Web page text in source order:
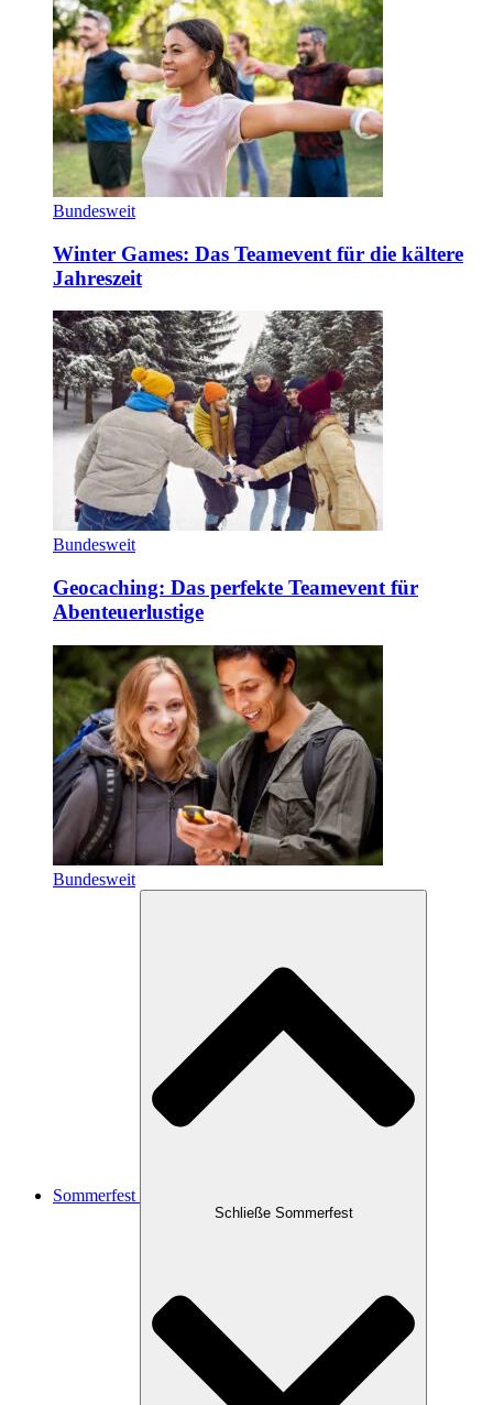
Bundesweit
Winter Games: Das Teamevent für die kältere
Jahreszeit
Bundesweit
Geocaching: Das perfekte Teamevent für
Abenteuerlustige
Bundesweit
Sommerfest
Schließe Sommerfest